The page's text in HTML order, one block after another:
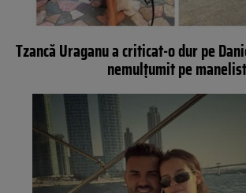
Tzancă Uraganu a criticat-o dur pe
nemulțumit pe manelist